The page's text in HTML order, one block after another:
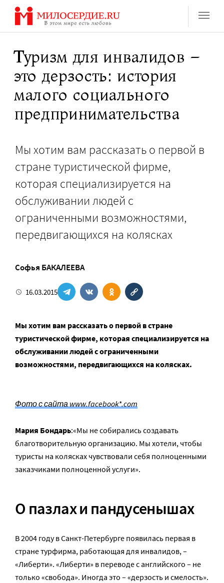
Перейти
содержанию
Туризм для инвалидов –
это дерзость: история
малого социального
предпринимательства
Мы хотим вам рассказать о первой в
стране туристической фирме,
которая специализируется на
обслуживании людей с
ограниченными возможностями,
передвигающихся на колясках
Софья БАКАЛЕЕВА
16.03.2015
Мы хотим вам рассказать о первой в стране
туристической фирме, которая специализируется на
обслуживании людей с ограниченными
возможностями, передвигающихся на колясках.
Фото с сайта www.facebook*.com
Мария Бондарь:«Мы не собирались создавать
благотворительную организацию. Мы хотели, чтобы
туристы на колясках чувствовали себя полноценными
заказчиками полноценной услуги».
О пазлах и пандусенышах
В 2004 году в Санкт-Петербурге появилась первая в
стране турфирма, работающая для инвалидов, –
«Либерти». «Либерти» в переводе с английского – не
только «свобода». Иногда это – «дерзость и смелость».